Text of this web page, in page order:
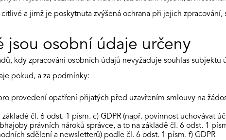
a jimž je poskytnuta zvýšená ochrana při jejich
jsou osobní údaje určeny
kdy zpracování osobních údajů nevyžaduje souhlas subjektu
pokud, a za podmínky:
provedení opatření přijatých před uzavřením smlouvy na
čl. 6 odst. 1 písm. c) GDPR (např. povinnost uchovávat
právních nároků správce, a to na základě čl. 6 odst. 1
sdělení a newsletterů) podle čl. 6 odst. 1 písm. f) GDPR